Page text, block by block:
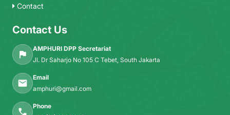
Contact
Contact Us
AMPHURI DPP Secretariat
Jl. Dr Saharjo No 105 C Tebet, South Jakarta
Email
amphuri@gmail.com
Phone